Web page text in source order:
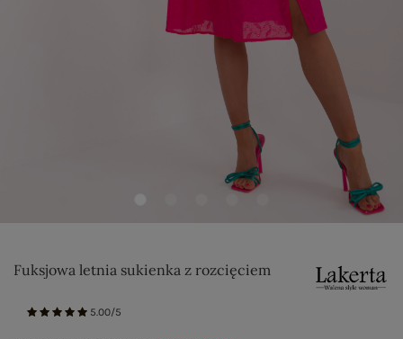
Fuksjowa letnia sukienka z rozcięciem
5.00/5